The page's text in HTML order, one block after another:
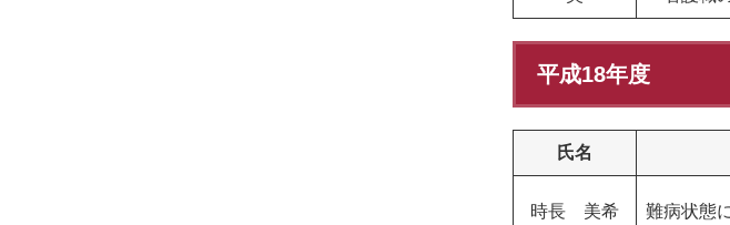
平成18年度
氏名
時長 美希 難病状態